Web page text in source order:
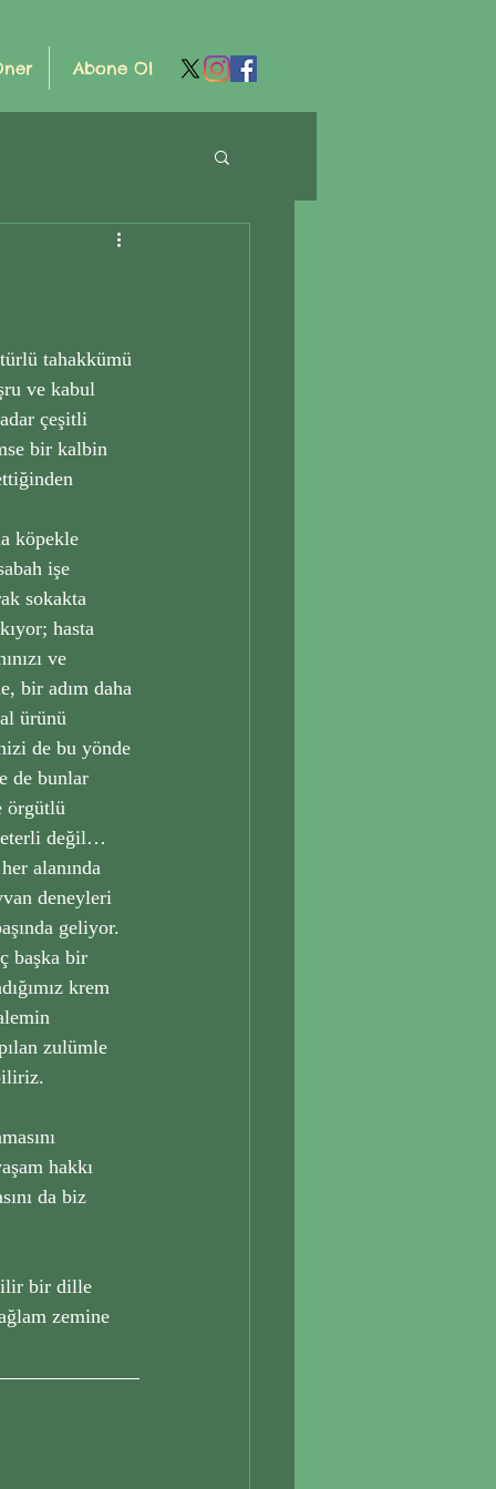
Abone Ol
tahakkümü
ve kabul
çeşitli
bir kalbin
köpekle
işe
sokakta
hasta
ve
bir adım daha
ürünü
de bu yönde
de bunlar
örgütlü
değil…
alanında
deneyleri
geliyor.
başka bir
krem
zulümle
hakkı
da biz
bir dille
zemine